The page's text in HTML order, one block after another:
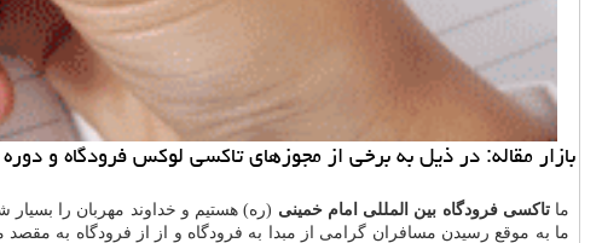
بازار مقاله: در ذیل به برخی از مجوزهای تاكسی لوكس فرودگاه و
ما تاکسی فرودگاه بین المللی امام خمینی (ره) هستیم و خداوند مهربان را
ما به موقع رسیدن مسافران گرامی از مبدا به فرودگاه و از از فرودگاه به